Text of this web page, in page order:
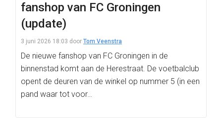
fanshop van FC Groningen
(update)
3 juni 2026 18:03 door Tom Veenstra
De nieuwe fanshop van FC Groningen in de
binnenstad komt aan de Herestraat. De voetbalclub
opent de deuren van de winkel op nummer 5 (in een
pand waar tot voor…